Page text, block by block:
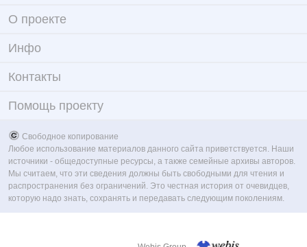
О проекте
Инфо
Контакты
Помощь проекту
Свободное копирование
Любое использование материалов данного сайта приветствуется. Наши
источники - общедоступные ресурсы, а также семейные архивы авторов.
Мы считаем, что эти сведения должны быть свободными для чтения и
распространения без ограничений. Это честная история от очевидцев,
которую надо знать, сохранять и передавать следующим поколениям.